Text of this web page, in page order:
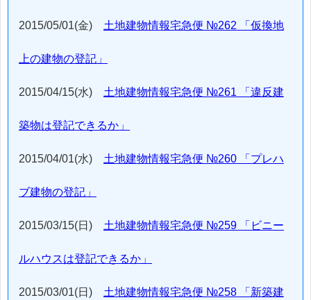
2015/05/01(金) 土地建物情報宅急便 №262 「仮換地
上の建物の登記」
2015/04/15(水) 土地建物情報宅急便 №261 「違反建
築物は登記できるか」
2015/04/01(水) 土地建物情報宅急便 №260 「プレハ
ブ建物の登記」
2015/03/15(日) 土地建物情報宅急便 №259 「ビニー
ルハウスは登記できるか」
2015/03/01(日) 土地建物情報宅急便 №258 「新築建